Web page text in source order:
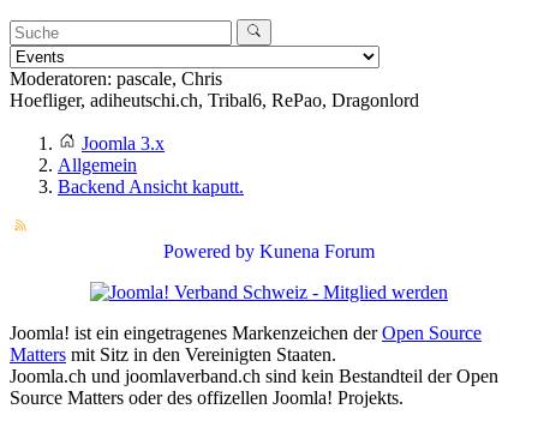
Moderatoren: pascale, Chris
Hoefliger, adiheutschi.ch, Tribal6, RePao, Dragonlord
Joomla 3.x
Allgemein
Backend Ansicht kaputt.
Powered by Kunena Forum
Joomla! ist ein eingetragenes Markenzeichen derOpen Source
Matters mit Sitz in den Vereinigten Staaten.
Joomla.ch und joomlaverband.ch sind kein Bestandteil der Open
Source Matters oder des offizellen Joomla! Projekts.